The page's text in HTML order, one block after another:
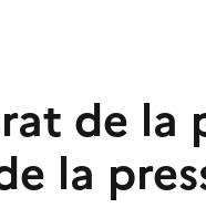
de la
la